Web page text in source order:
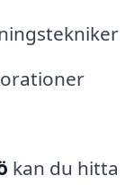
kan du hitta